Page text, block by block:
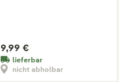
9,99 €
lieferbar
nicht abholbar